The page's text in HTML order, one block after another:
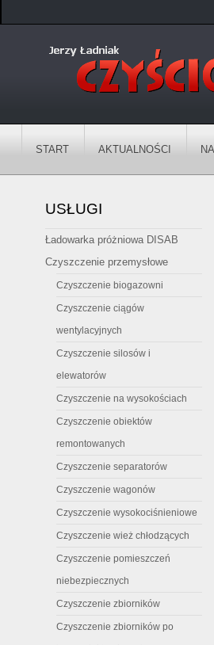
START AKTUALNOŚCI
USŁUGI
Ładowarka próżniowa DISAB
Czyszczenie przemysłowe
Czyszczenie biogazowni
Czyszczenie ciągów
wentylacyjnych
Czyszczenie silosów i
elewatorów
Czyszczenie na wysokościach
Czyszczenie obiektów
remontowanych
Czyszczenie separatorów
Czyszczenie wagonów
Czyszczenie wysokociśnieniowe
Czyszczenie wież chłodzących
Czyszczenie pomieszczeń
niebezpiecznych
Czyszczenie zbiorników
Czyszczenie zbiorników po